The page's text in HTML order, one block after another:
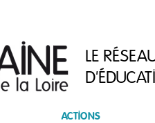
LE
ACTIONS